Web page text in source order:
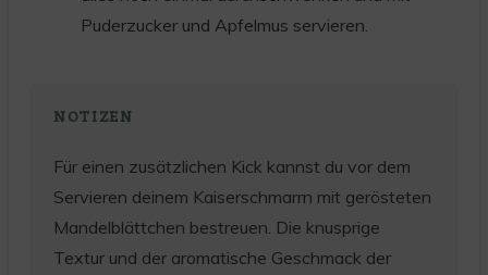
Puderzucker und Apfelmus servieren.
NOTIZEN
Für einen zusätzlichen Kick kannst du vor dem
Servieren deinem Kaiserschmarrn mit gerösteten
Mandelblättchen bestreuen. Die knusprige
Textur und der aromatische Geschmack der